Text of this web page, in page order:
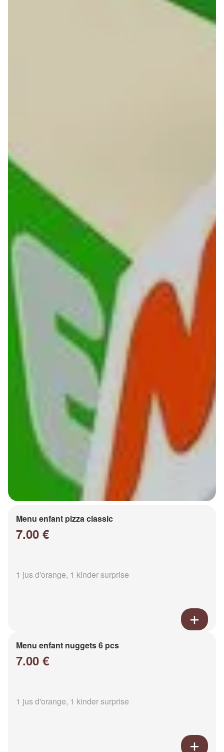
Menu enfant pizza classic
7.00 €
1 jus d'orange, 1 kinder surprise
Menu enfant nuggets 6 pcs
7.00 €
1 jus d'orange, 1 kinder surprise